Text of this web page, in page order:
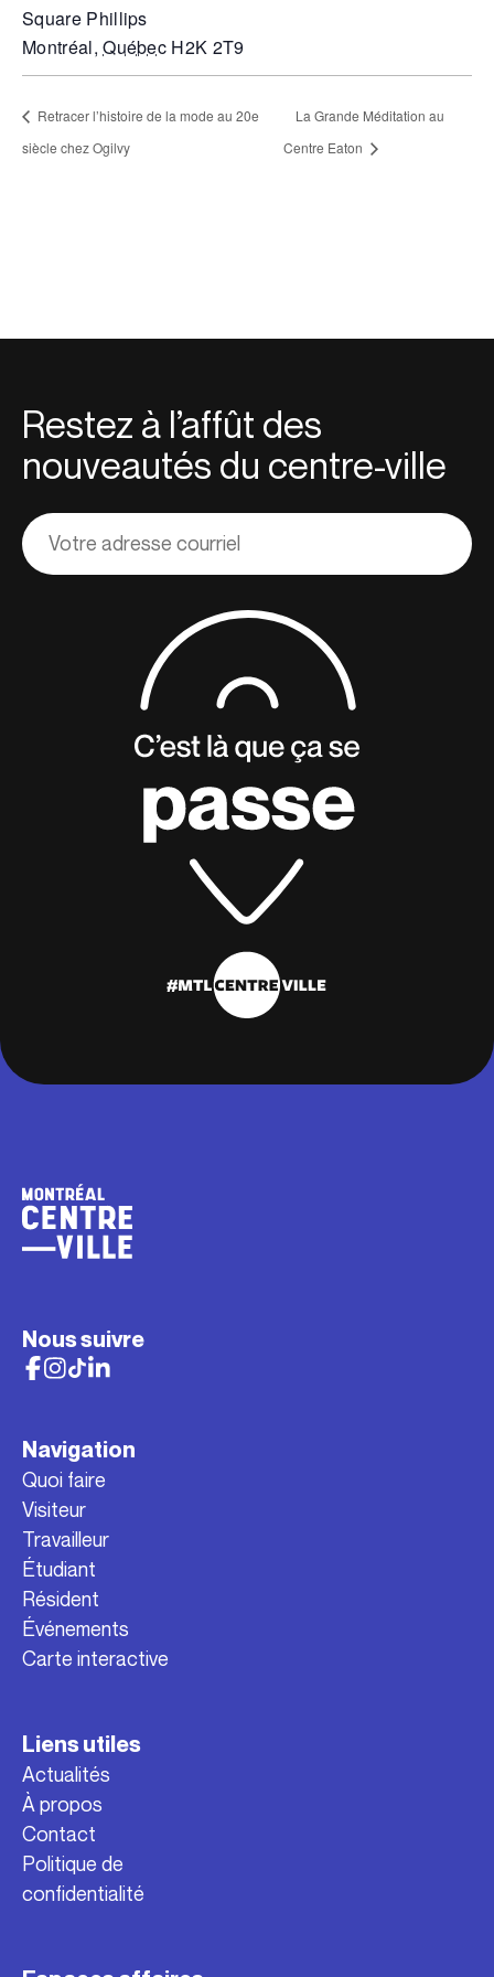
Square Phillips
Montréal, Québec H2K 2T9
Retracer l’histoire de la mode au 20e
siècle chez Ogilvy
La Grande Méditation au
Centre Eaton
Restez à l’affût des
nouveautés du centre-ville
Adresse
courriel
Nous suivre
Navigation
Quoi faire
Visiteur
Travailleur
Étudiant
Résident
Événements
Carte interactive
Liens utiles
Actualités
À propos
Contact
Politique de
confidentialité